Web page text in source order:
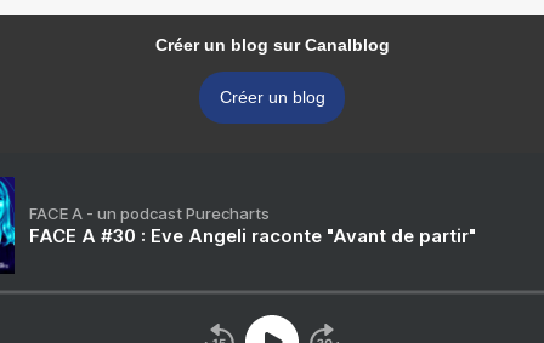
Créer un blog sur Canalblog
Créer un blog
FACE A - un podcast Purecharts
FACE A #30 : Eve Angeli raconte "Avant de partir"